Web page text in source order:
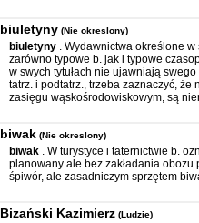
biuletyny (Nie okreslony)
biuletyny . Wydawnictwa określone
zarówno typowe b. jak i typowe
w swych tytułach nie ujawniają
tatrz. i podtatrz., trzeba zaznaczyć,
zasięgu wąskośrodowiskowym, są
biwak (Nie okreslony)
biwak . W turystyce i taternictwie b.
planowany ale bez zakładania obozu
śpiwór, ale zasadniczym sprzętem
Bizański Kazimierz (Ludzie)